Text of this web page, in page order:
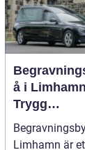
å i
Trygg
vägledning i
svår tid
Limhamn är